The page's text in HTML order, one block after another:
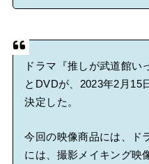
ドラマ『推しが武道館い
とDVDが、2023年2月15
決定した。
今回の映像商品には、ド
には、撮影メイキング映